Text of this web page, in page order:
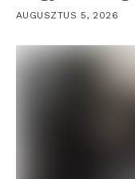
AUGUSZTUS 5, 2026